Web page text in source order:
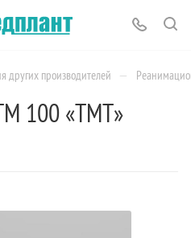
других производителей —
100 «ТМТ»